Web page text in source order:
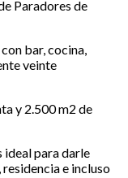
Paradores de
bar, cocina,
veinte
y 2.500 m2 de
ideal para darle
e incluso